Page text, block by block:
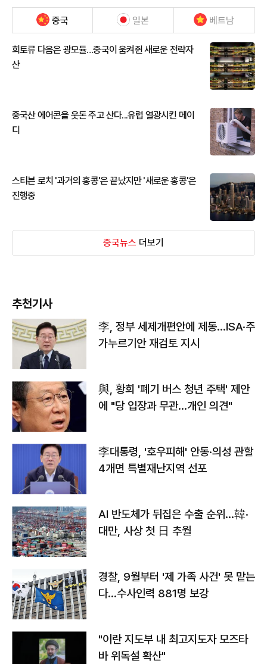
중국 일본 베트남
희토류 다음은 광모듈…중국이 움켜쥔 새로운 전략자
산
중국산 에어콘을 웃돈 주고 산다...유럽 열광시킨 메이
디
스티븐 로치 '과거의 홍콩'은 끝났지만 '새로운 홍콩'은
진행중
중국뉴스 더보기
추천기사
李, 정부 세제개편안에 제동…ISA·주
가누르기안 재검토 지시
與, 황희 '폐기 버스 청년 주택' 제안
에 "당 입장과 무관…개인 의견"
李대통령, '호우피해' 안동·의성 관할
4개면 특별재난지역 선포
AI 반도체가 뒤집은 수출 순위…韓·
대만, 사상 첫 日 추월
경찰, 9월부터 '제 가족 사건' 못 맡는
다…수사인력 881명 보강
"이란 지도부 내 최고지도자 모즈타
바 위독설 확산"